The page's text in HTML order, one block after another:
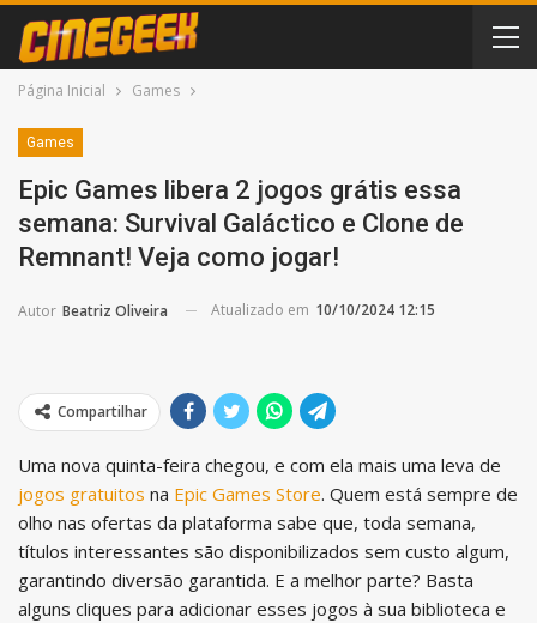
Página Inicial Games
Games
Epic Games libera 2 jogos grátis essa
semana: Survival Galáctico e Clone de
Remnant! Veja como jogar!
Autor Beatriz Oliveira Atualizado em 10/10/2024 12:15
Compartilhar
Uma nova quinta-feira chegou, e com ela mais uma leva de
jogos gratuitos na Epic Games Store. Quem está sempre de
olho nas ofertas da plataforma sabe que, toda semana,
títulos interessantes são disponibilizados sem custo algum,
garantindo diversão garantida. E a melhor parte? Basta
alguns cliques para adicionar esses jogos à sua biblioteca e